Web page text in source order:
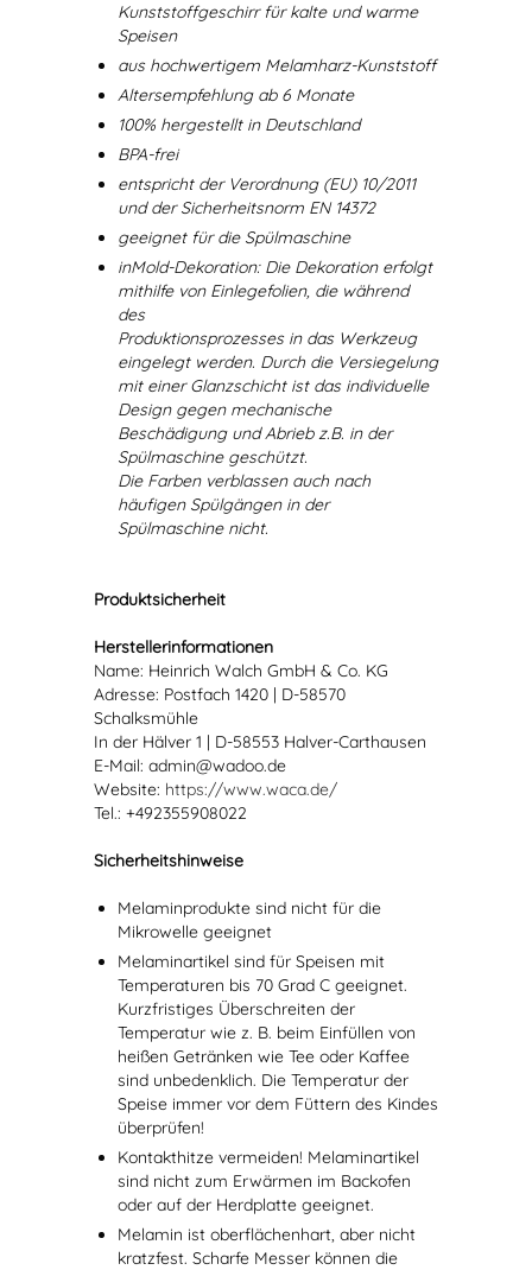
Kunststoffgeschirr für kalte und warme
Speisen
aus hochwertigem Melamharz-Kunststoff
Altersempfehlung ab 6 Monate
100% hergestellt in Deutschland
BPA-frei
entspricht der Verordnung (EU) 10/2011
und der Sicherheitsnorm EN 14372
geeignet für die Spülmaschine
inMold-Dekoration: Die Dekoration erfolgt
mithilfe von Einlegefolien, die während
des
Produktionsprozesses in das Werkzeug
eingelegt werden. Durch die Versiegelung
mit einer Glanzschicht ist das individuelle
Design gegen mechanische
Beschädigung und Abrieb z.B. in der
Spülmaschine geschützt.
Die Farben verblassen auch nach
häufigen Spülgängen in der
Spülmaschine nicht.
Produktsicherheit
Herstellerinformationen
Name: Heinrich Walch GmbH & Co. KG
Adresse: Postfach 1420 | D-58570
Schalksmühle
In der Hälver 1 | D-58553 Halver-Carthausen
E-Mail: admin@wadoo.de
Website: https://www.waca.de/
Tel.: +492355908022
Sicherheitshinweise
Melaminprodukte sind nicht für die
Mikrowelle geeignet
Melaminartikel sind für Speisen mit
Temperaturen bis 70 Grad C geeignet.
Kurzfristiges Überschreiten der
Temperatur wie z. B. beim Einfüllen von
heißen Getränken wie Tee oder Kaffee
sind unbedenklich. Die Temperatur der
Speise immer vor dem Füttern des Kindes
überprüfen!
Kontakthitze vermeiden! Melaminartikel
sind nicht zum Erwärmen im Backofen
oder auf der Herdplatte geeignet.
Melamin ist oberflächenhart, aber nicht
kratzfest. Scharfe Messer können die